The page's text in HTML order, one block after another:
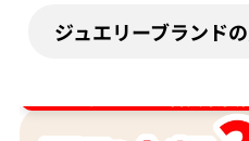
ジュエリーブランド